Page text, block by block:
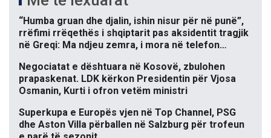
“Humba gruan dhe djalin, ishin nisur për në punë”,
rrëfimi rrëqethës i shqiptarit pas aksidentit tragjik
në Greqi: Ma ndjeu zemra, i mora në telefon…
Negociatat e dështuara në Kosovë, zbulohen
prapaskenat. LDK kërkon Presidentin për Vjosa
Osmanin, Kurti i ofron vetëm ministri
Superkupa e Europës vjen në Top Channel, PSG
dhe Aston Villa përballen në Salzburg për trofeun